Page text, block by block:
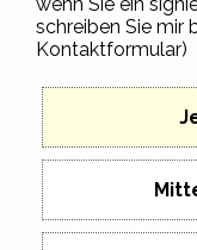
schreiben Sie mir
Kontaktformular)